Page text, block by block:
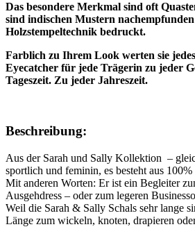
Das besondere Merkmal sind oft
sind indischen Mustern
Holzstempeltechnik bedruckt.
Farblich zu Ihrem Look werten sie
Eyecatcher für jede Trägerin zu jeder
Tageszeit. Zu jeder Jahreszeit.
Beschreibung:
Aus der Sarah und Sally Kollektion –
sportlich und feminin, es besteht aus
Mit anderen Worten: Er ist ein Begleiter
Ausgehdress – oder zum legeren
Weil die Sarah & Sally Schals sehr lange
Länge zum wickeln, knoten, drapieren